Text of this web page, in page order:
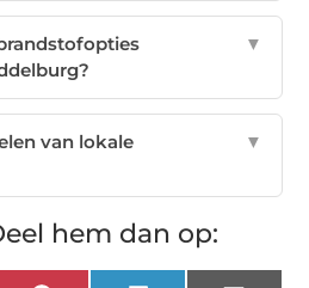
▼
van lokale
▼
hem dan op: